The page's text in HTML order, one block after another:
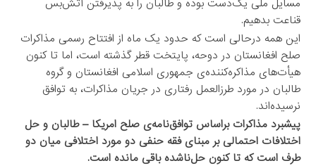
مسایل ملی یک‌دست بوده و طالبان را به پذیرفتن آتش‌بس
قناعت بدهیم.
این همه درحالی است که حدود یک ماه از افتتاح رسمی مذاکرات
صلح افغانستان در دوحه، پایتخت قطر گذشته است، اما تا کنون
هیأت‌های مذاکره‌کننده‌ی جمهوری اسلامی افغانستان و گروه
طالبان در مورد طرزالعمل رفتاری در جریان مذاکرات، به توافق
نرسیده‌اند.
پیشبرد مذاکرات براساس توافق‌نامه‌ی صلح امریکا – طالبان و حل
اختلافات احتمالی بر مبنای فقه حنفی دو مورد اختلافی میان دو
طرف است که تا کنون حل‌ناشده باقی مانده است.